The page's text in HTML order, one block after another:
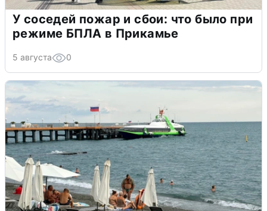
У соседей пожар и сбои: что было при
режиме БПЛА в Прикамье
5 августа 0